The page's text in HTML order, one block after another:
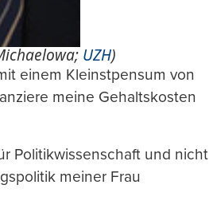
UZH)
einem Kleinstpensum von
meine Gehaltskosten
Politikwissenschaft und nicht
meiner Frau